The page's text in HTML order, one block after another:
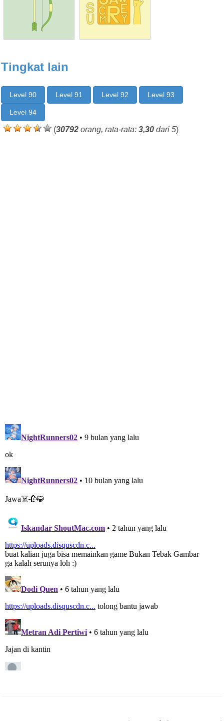
Tingkat lain
Level 90 Level 91 Level 92 Level 93
Level 94
(30792 orang, rata-rata: 3,30 dari 5)